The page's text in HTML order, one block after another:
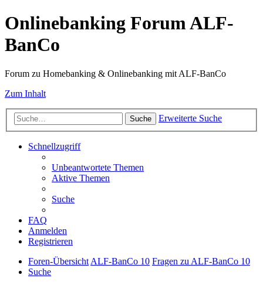
Onlinebanking Forum ALF-
BanCo
Forum zu Homebanking & Onlinebanking mit ALF-BanCo
Zum Inhalt
Suche Erweiterte Suche
Schnellzugriff
Unbeantwortete Themen
Aktive Themen
Suche
FAQ
Anmelden
Registrieren
Foren-ÜbersichtALF-BanCo 10 Fragen zu ALF-BanCo 10
Suche